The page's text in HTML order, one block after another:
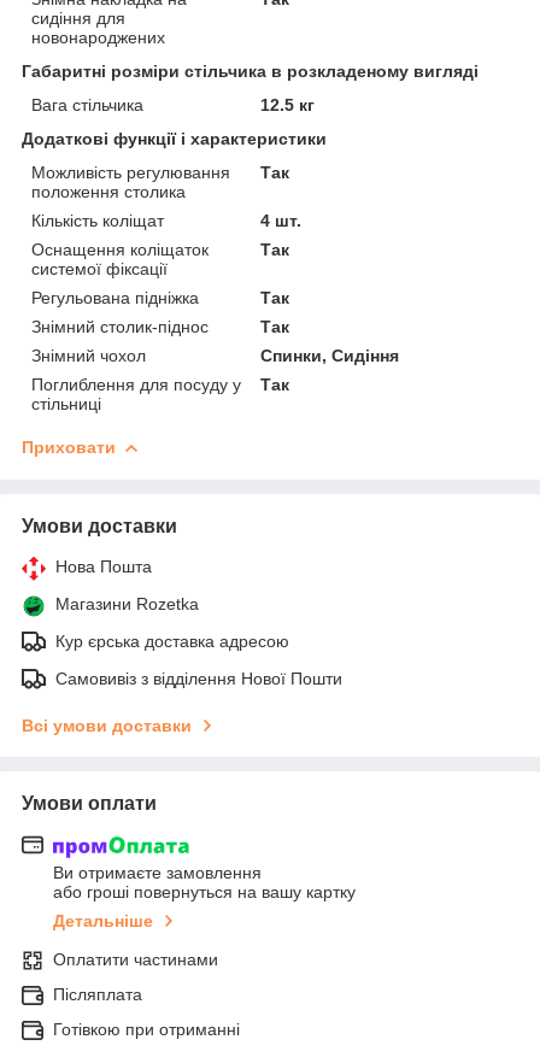
сидіння для
новонароджених
Габаритні розміри стільчика в розкладеному вигляді
Вага стільчика
12.5 кг
Додаткові функції і характеристики
Можливість регулювання
положення столика
Так
Кількість коліщат
4 шт.
Оснащення коліщаток
системої фіксації
Так
Регульована підніжка
Так
Знімний столик-піднос
Так
Знімний чохол
Спинки, Сидіння
Поглиблення для посуду у
стільниці
Так
Приховати
Умови доставки
Нова Пошта
Магазини Rozetka
Кур єрська доставка адресою
Самовивіз з відділення Нової Пошти
Всі умови доставки
Умови оплати
Ви отримаєте замовлення
або гроші повернуться на вашу картку
Детальніше
Оплатити частинами
Післяплата
Готівкою при отриманні